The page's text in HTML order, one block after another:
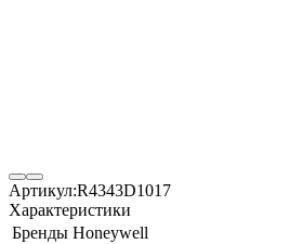
Артикул:R4343D1017
Характеристики
Бренды Honeywell